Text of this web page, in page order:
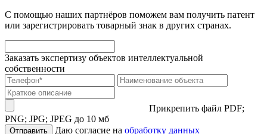
С помощью наших партнёров поможем вам получить патент
или зарегистрировать товарный знак в других странах.
Заказать экспертизу объектов интеллектуальной
собственности
Прикрепить файл PDF;
PNG; JPG; JPEG до 10 мб
Отправить Даю согласие на обработку данных